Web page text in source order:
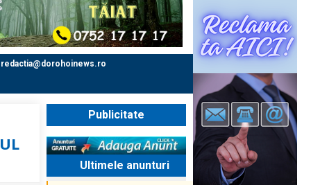
redactia@dorohoinews.ro
Publicitate
Ultimele anunturi